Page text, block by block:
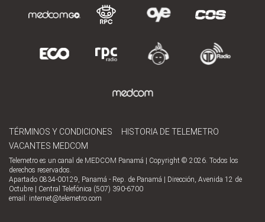
TÉRMINOS Y CONDICIONES
HISTORIA DE TELEMETRO
VACANTES MEDCOM
Telemetro es un canal de MEDCOM Panamá | Copyright © 2026. Todos los
derechos reservados.
Apartado 0834-00129, Panamá - Rep. de Panamá | Dirección, Avenida 12 de
Octubre | Central Telefónica (507) 390-6700
email: internet@telemetro.com